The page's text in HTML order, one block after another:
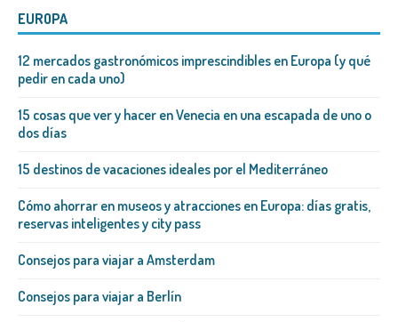
EUROPA
12 mercados gastronómicos imprescindibles en Europa (y qué
pedir en cada uno)
15 cosas que ver y hacer en Venecia en una escapada de uno o
dos días
15 destinos de vacaciones ideales por el Mediterráneo
Cómo ahorrar en museos y atracciones en Europa: días gratis,
reservas inteligentes y city pass
Consejos para viajar a Amsterdam
Consejos para viajar a Berlín